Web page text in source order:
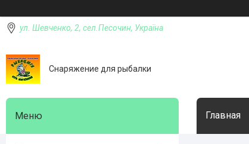
ул. Шевченко, 2, сел.Песочин, Україна
Снаряжение для рыбалки
Главная